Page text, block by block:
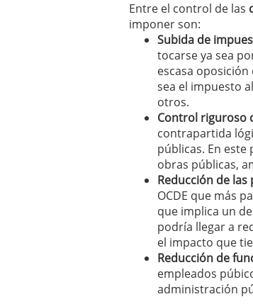
Entre el control de las
imponer son:
Subida de
tocarse ya sea
escasa oposición
sea el impuesto
otros.
Control riguroso
contrapartida
públicas. En
obras públicas,
Reducción de
OCDE que más
que implica un
podría llegar a
el impacto que
Reducción de
empleados
administración